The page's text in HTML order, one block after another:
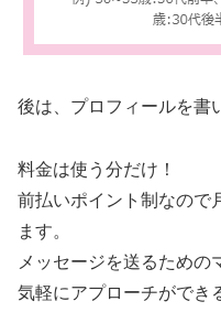
後は、プロフィールを書
料金は使う分だけ！
前払いポイント制なので
ます。
メッセージを送るための
気軽にアプローチができ